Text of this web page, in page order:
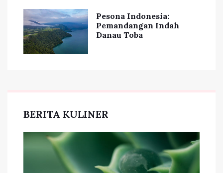
Pesona Indonesia:
Pemandangan Indah
Danau Toba
BERITA KULINER